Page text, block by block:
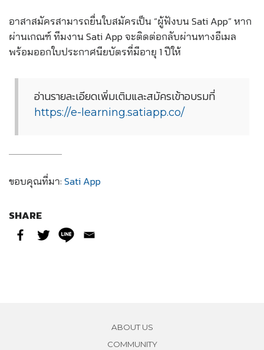
อาสาสมัครสามารถยื่นใบสมัครเป็น “ผู้ฟังบน Sati App”หาก
ผ่านเกณฑ์ ทีมงาน Sati App จะติดต่อกลับผ่านทางอีเมล
พร้อมออกใบประกาศนียบัตรที่มีอายุ 1 ปีให้
อ่านรายละเอียดเพิ่มเติมและสมัครเข้าอบรมที่
https://e-learning.satiapp.co/
ขอบคุณที่มา:Sati App
SHARE
ABOUT US
COMMUNITY